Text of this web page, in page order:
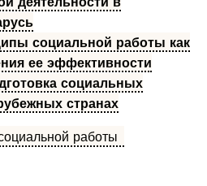
социальной работы как
ее эффективности
социальных
странах
работы